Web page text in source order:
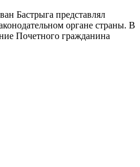
Бастрыга представлял
органе страны. В
Почетного гражданина